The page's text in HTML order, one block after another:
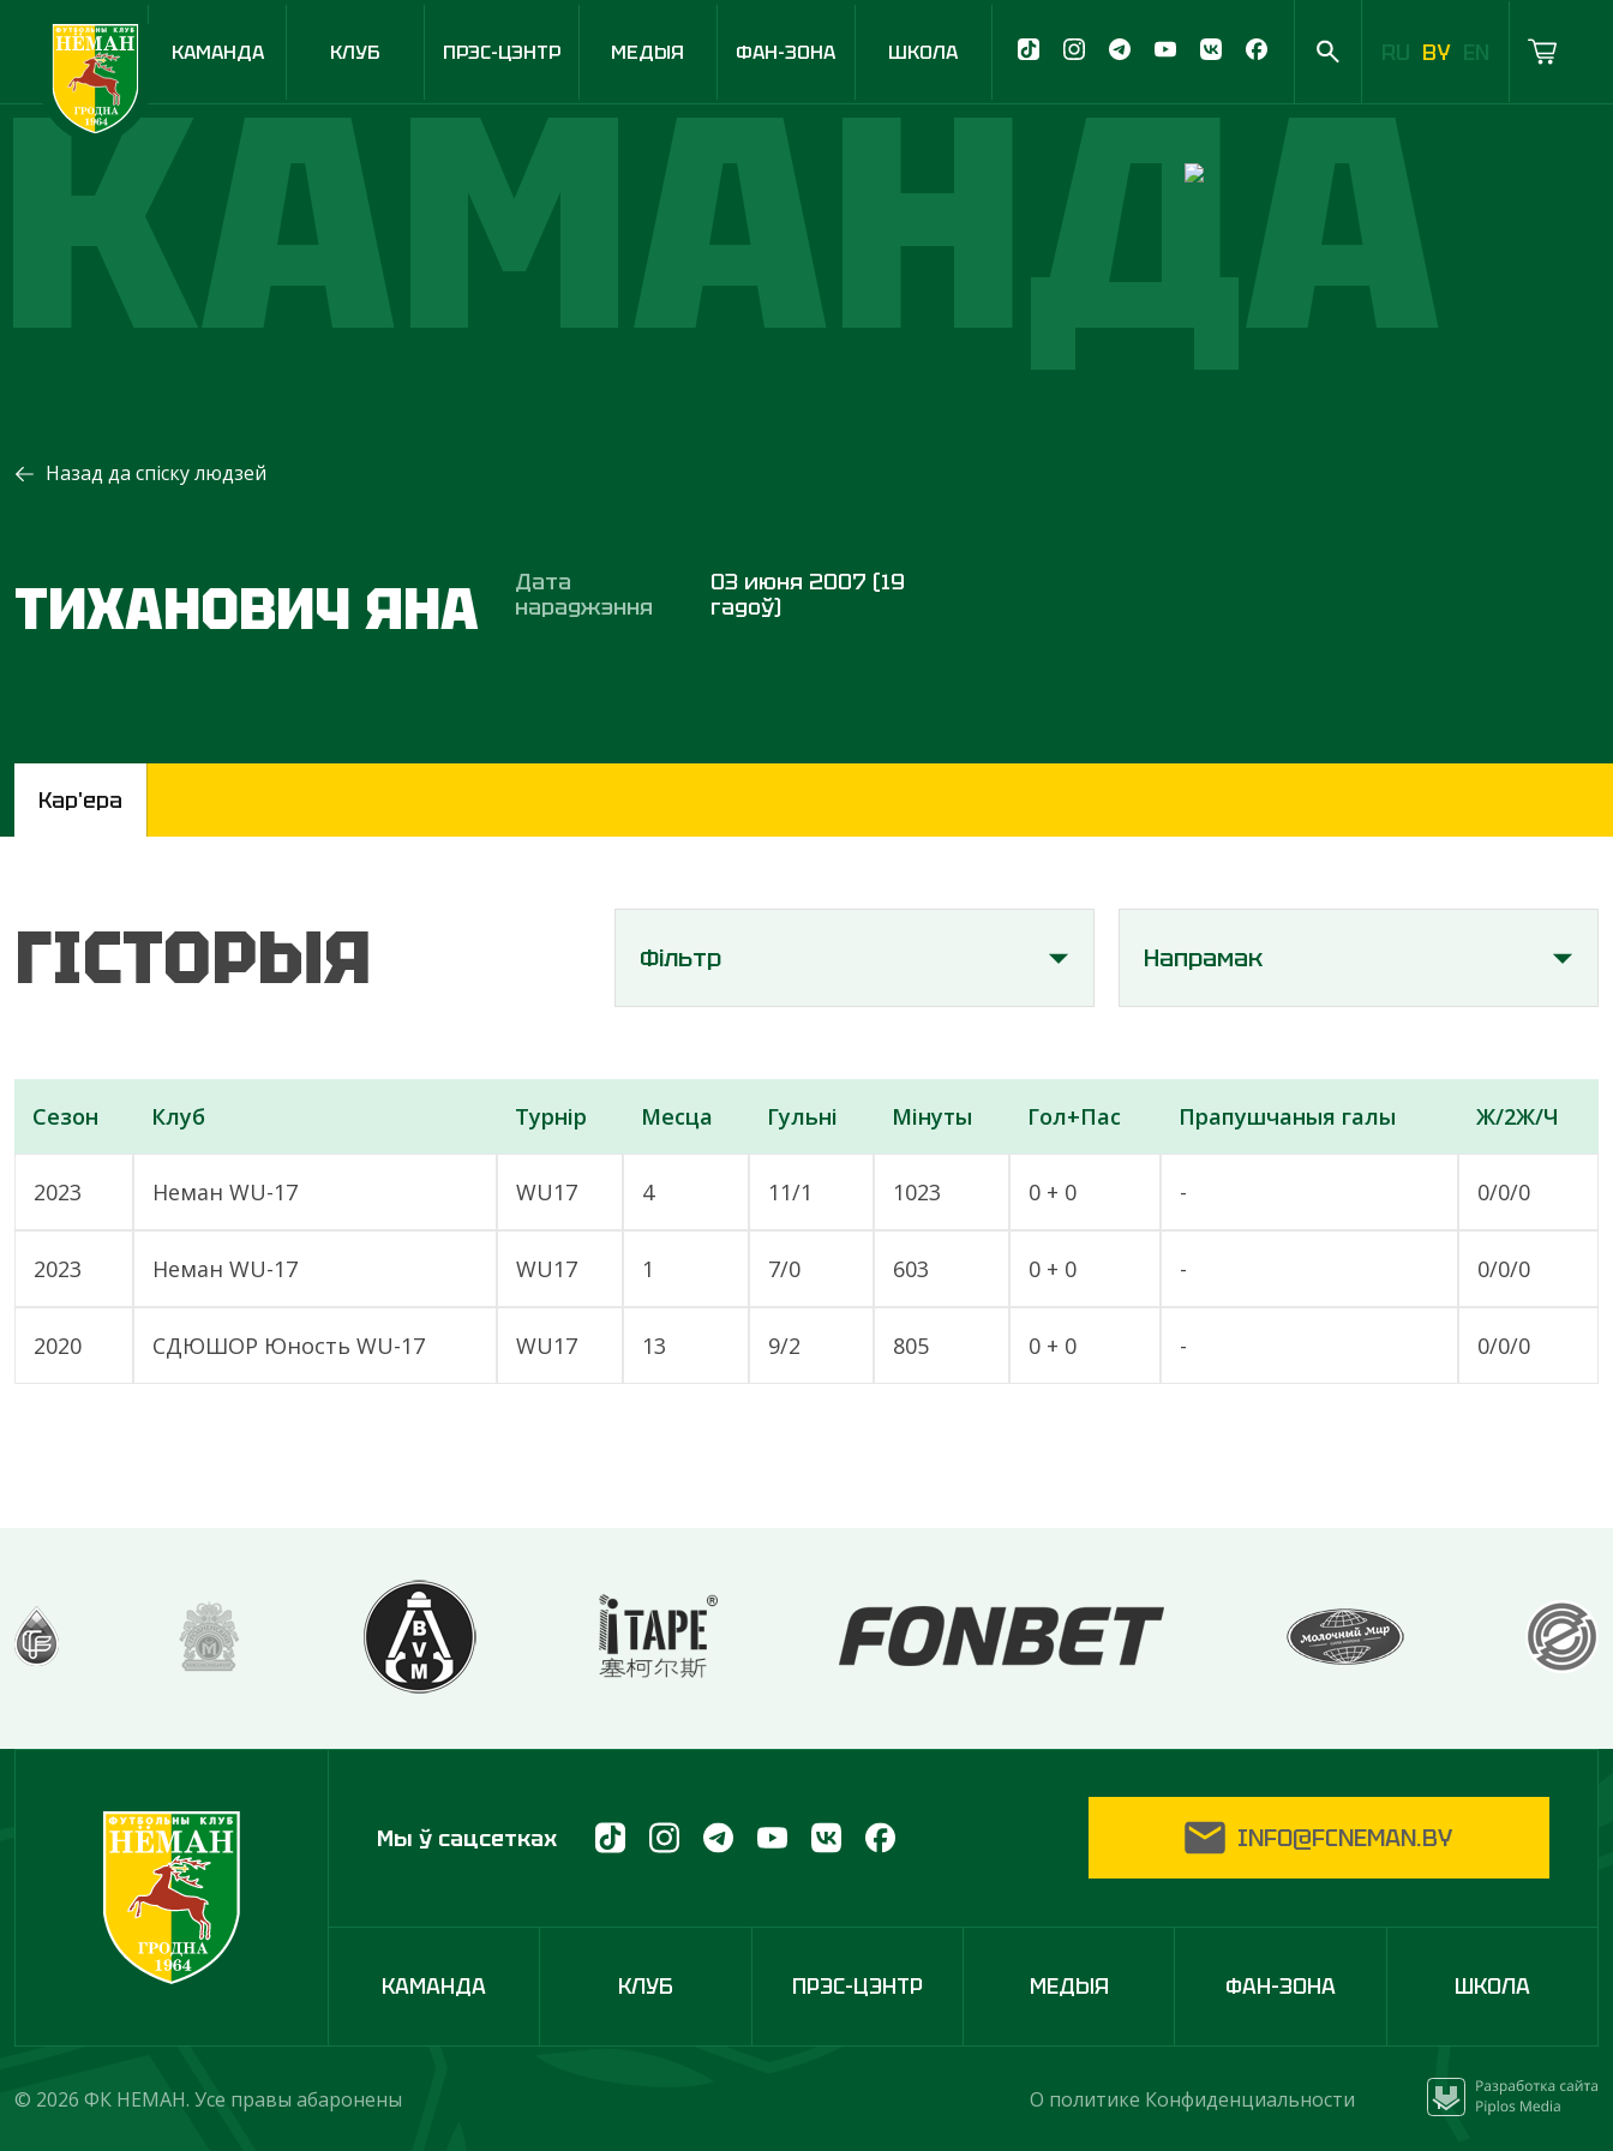
КАМАНДА КЛУБ ПРЭС-ЦЭНТР МЕДЫЯ ФАН-ЗОНА ШКОЛА RU BY EN
КАМАНДА
Назад да спіску людзей
ТИХАНОВИЧ ЯНА
Дата
нараджэння
03 июня 2007 (19
гадоў)
Кар'ера
ГІСТОРЫЯ Фільтр Напрамак
Сезон Клуб Турнір Месца Гульні Мінуты Гол+Пас Прапушчаныя галы Ж/2Ж/Ч
2023 Неман WU-17 WU17 4 11/1 1023 0 + 0 - 0/0/0
2023 Неман WU-17 WU17 1 7/0 603 0 + 0 - 0/0/0
2020 СДЮШОР Юность WU-17 WU17 13 9/2 805 0 + 0 - 0/0/0
Мы ў сацсетках INFO@FCNEMAN.BY
КАМАНДА КЛУБ ПРЭС-ЦЭНТР МЕДЫЯ ФАН-ЗОНА ШКОЛА
© 2026 ФК НЕМАН. Усе правы абаронены О политике Конфиденциальности